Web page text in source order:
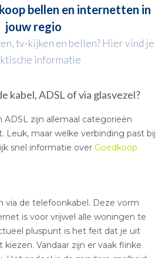
bellen en internetten in
jouw regio
tv-kijken en bellen? Hier vind je
informatie
kabel, ADSL of via glasvezel?
ADSL zijn allemaal categorieën
Leuk, maar welke verbinding past bij
snel informatie over Goedkoop
via de telefoonkabel. Deze vorm
is voor vrijwel alle woningen te
pluspunt is het feit dat je uit
Vandaar zijn er vaak flinke